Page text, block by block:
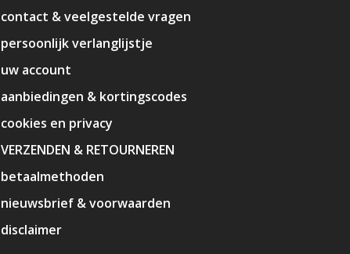
contact & veelgestelde vragen
persoonlijk verlanglijstje
uw account
aanbiedingen & kortingscodes
cookies en privacy
VERZENDEN & RETOURNEREN
betaalmethoden
nieuwsbrief & voorwaarden
disclaimer